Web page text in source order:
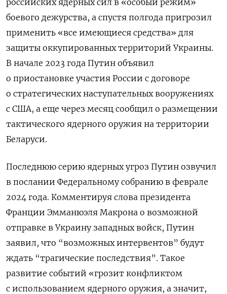
боевого дежурства, а спустя полгода пригрозил
применить «все имеющиеся средства» для
защиты оккупированных территорий Украины.
В начале 2023 года Путин объявил
о приостановке участия России с договоре
о стратегических наступательных вооружениях
с США, а еще через месяц сообщил о размещении
тактического ядерного оружия на территории
Беларуси.
Последнюю серию ядерных угроз Путин озвучил
в послании Федеральному собранию в феврале
2024 года. Комментируя слова президента
Франции Эмманюэля Макрона о возможной
отправке в Украину западных войск, Путин
заявил, что “возможных интервентов” будут
ждать “трагические последствия”. Такое
развитие событий «грозит конфликтом
с использованием ядерного оружия, а значит,